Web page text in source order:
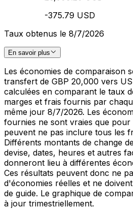
-375.79 USD
Taux obtenus le 8/7/2026
En savoir plus
Les économies de comparaison
transfert de GBP 20,000 vers
calculées en comparant le taux
marges et frais fournis par
même jour 8/7/2026. Les
fournies ne sont vraies que
peuvent ne pas inclure tous les
Différents montants de change
devise, dates, heures et autres
donneront lieu à différentes
Ces résultats peuvent donc ne
d'économies réelles et ne
de guide. Le graphique de
à jour trimestriellement.